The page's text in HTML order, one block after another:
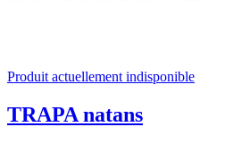
Produit actuellement indisponible
TRAPA natans